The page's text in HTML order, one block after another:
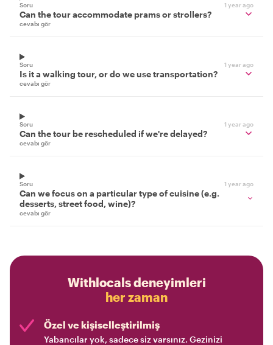
Soru 1 year ago
Can the tour accommodate prams or strollers?
cevabı gör
Soru 1 year ago
Is it a walking tour, or do we use transportation?
cevabı gör
Soru 1 year ago
Can the tour be rescheduled if we're delayed?
cevabı gör
Soru 1 year ago
Can we focus on a particular type of cuisine (e.g.
desserts, street food, wine)?
cevabı gör
Withlocals deneyimleri
her zaman
Özel ve kişiselleştirilmiş
Yabancılar yok, sadece siz varsınız. Gezinizi